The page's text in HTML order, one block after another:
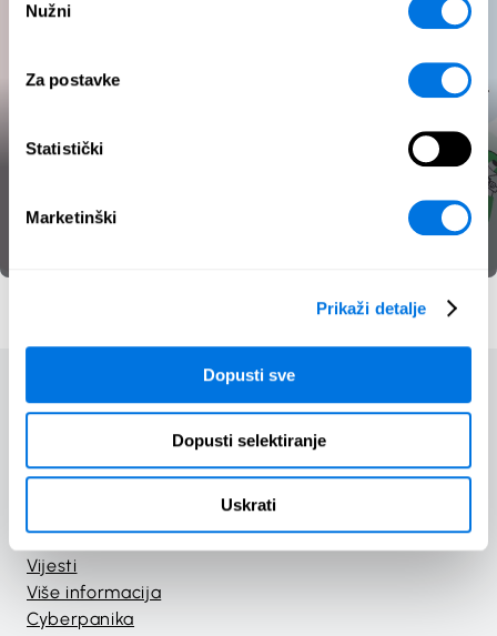
pristanka
Nužni
Za postavke
Statistički
Marketinški
Prikaži detalje
Dopusti sve
Dopusti selektiranje
Uskrati
Cyberbullying: how to do
Tečajevi
Materijali
Vijesti
Više informacija
Cyberpanika